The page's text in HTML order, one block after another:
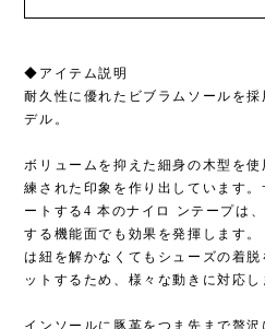
◆アイテム説明
耐久性に優れたビブラムソールを
デル。
ボリュームを抑えた細身の木型を
練された印象を作り出しています
ートする4 本のナイロ ンテープは
する機能面でも効果を発揮します
は紐を解かなくてもシューズの着
ットするため、様々な動きに対応し
インソールに豚革をつま先まで贅